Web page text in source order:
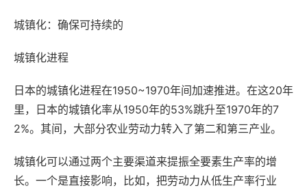
城镇化：确保可持续的
城镇化进程
日本的城镇化进程在1950~1970年间加速推进。在这20年
里，日本的城镇化率从1950年的53%跳升至1970年的7
2%。其间，大部分农业劳动力转入了第二和第三产业。
城镇化可以通过两个主要渠道来提振全要素生产率的增
长。一个是直接影响，比如，把劳动力从低生产率行业